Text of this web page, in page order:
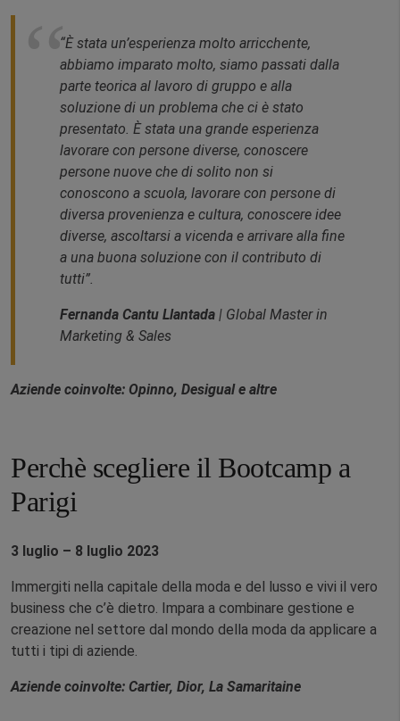
“È stata un’esperienza molto arricchente,
abbiamo imparato molto, siamo passati dalla
parte teorica al lavoro di gruppo e alla
soluzione di un problema che ci è stato
presentato. È stata una grande esperienza
lavorare con persone diverse, conoscere
persone nuove che di solito non si
conoscono a scuola, lavorare con persone di
diversa provenienza e cultura, conoscere idee
diverse, ascoltarsi a vicenda e arrivare alla fine
a una buona soluzione con il contributo di
tutti”.
Fernanda Cantu Llantada | Global Master in
Marketing & Sales
Aziende coinvolte: Opinno, Desigual e altre
Perchè scegliere il Bootcamp a
Parigi
3 luglio – 8 luglio 2023
Immergiti nella capitale della moda e del lusso e vivi il vero
business che c’è dietro. Impara a combinare gestione e
creazione nel settore dal mondo della moda da applicare a
tutti i tipi di aziende.
Aziende coinvolte: Cartier, Dior, La Samaritaine